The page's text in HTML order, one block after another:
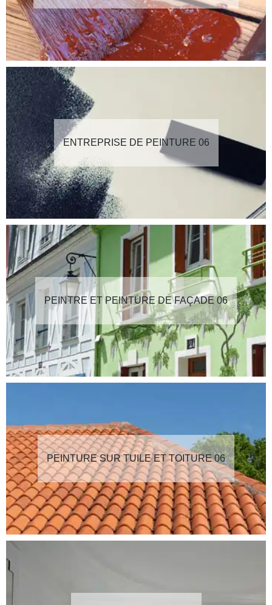
ENTREPRISE DE PEINTURE 06
PEINTRE ET PEINTURE DE FAÇADE 06
PEINTURE SUR TUILE ET TOITURE 06